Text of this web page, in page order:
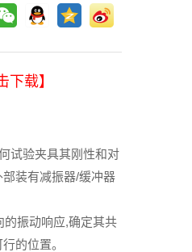
下载】
试验夹具其刚性和对
装有减振器/缓冲器
振动响应,确定其共
的位置。